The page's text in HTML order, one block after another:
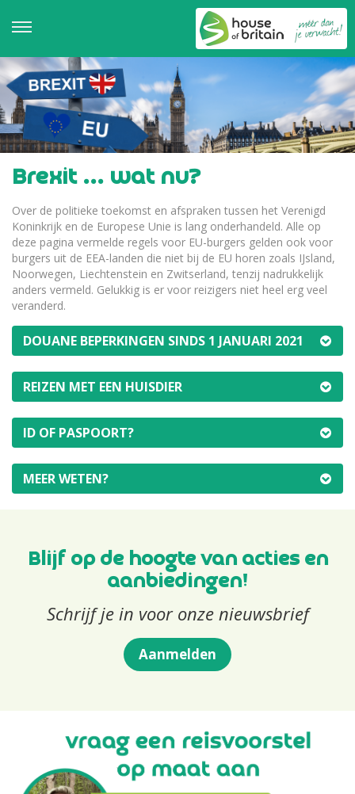
Brexit ... wat nu?
Over de politieke toekomst en afspraken tussen het Verenigd
Koninkrijk en de Europese Unie is lang onderhandeld. Alle op
deze pagina vermelde regels voor EU-burgers gelden ook voor
burgers uit de EEA-landen die niet bij de EU horen zoals IJsland,
Noorwegen, Liechtenstein en Zwitserland, tenzij nadrukkelijk
anders vermeld. Gelukkig is er voor reizigers niet heel erg veel
veranderd.
DOUANE BEPERKINGEN SINDS 1 JANUARI 2021
REIZEN MET EEN HUISDIER
ID OF PASPOORT?
MEER WETEN?
Blijf op de hoogte van acties en
aanbiedingen!
Schrijf je in voor onze nieuwsbrief
Aanmelden